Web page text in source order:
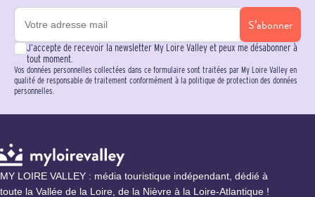
S’abonner
J’accepte de recevoir la newsletter My Loire Valley et peux me désabonner à
tout moment.
Vos données personnelles collectées dans ce formulaire sont traitées par My Loire Valley en
qualité de responsable de traitement conformément à la politique de protection des données
personnelles.
MY LOIRE VALLEY : média touristique indépendant, dédié à
toute la Vallée de la Loire, de la Nièvre à la Loire-Atlantique !